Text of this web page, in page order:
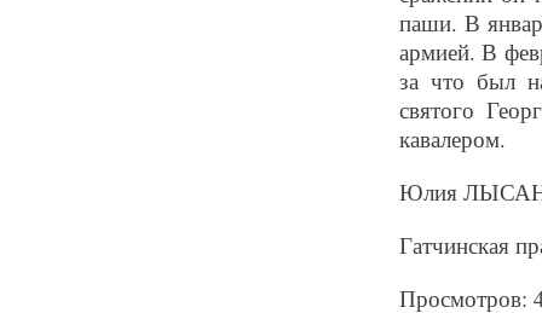
паши. В
армией. В
за что был
святого
кавалером.
Юлия
Гатчинская
Просмотров: